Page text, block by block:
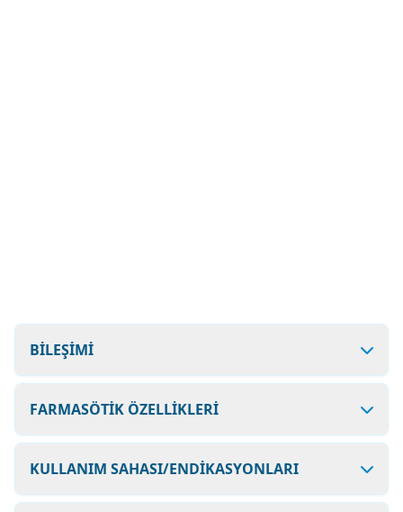
BİLEŞİMİ
FARMASÖTİK ÖZELLİKLERİ
KULLANIM SAHASI/ENDİKASYONLARI